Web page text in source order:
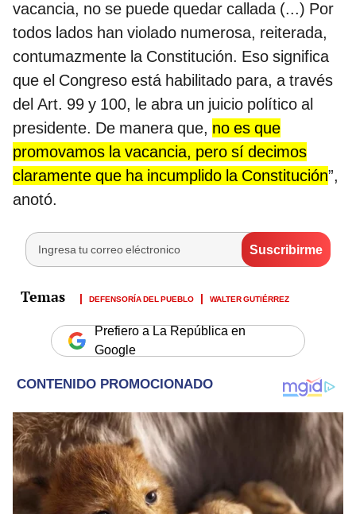
vacancia, no se puede quedar callada (...) Por
todos lados han violado numerosa, reiterada,
contumazmente la Constitución. Eso significa
que el Congreso está habilitado para, a través
del Art. 99 y 100, le abra un juicio político al
presidente. De manera que, no es que
promovamos la vacancia, pero sí decimos
claramente que ha incumplido la Constitución”,
anotó.
DEFENSORÍA DEL PUEBLO WALTER GUTIÉRREZ
Prefiero a La República en
Google